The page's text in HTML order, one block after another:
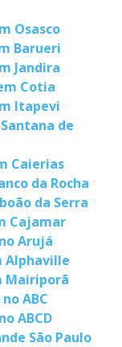
Osasco
Barueri
Jandira
Cotia
Itapevi
de
Caierias
da Rocha
da Serra
Cajamar
Arujá
Alphaville
Mairiporã
ABC
ABCD
São Paulo